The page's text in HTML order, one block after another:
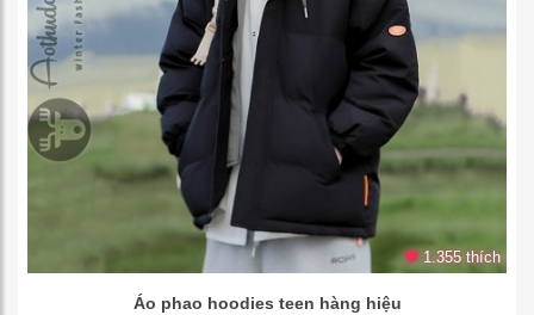
1.355 thích
Áo phao hoodies teen hàng hiệu